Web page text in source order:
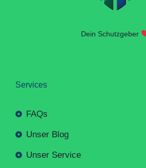
Dein Schutzgeber
Services
FAQs
Unser Blog
Unser Service